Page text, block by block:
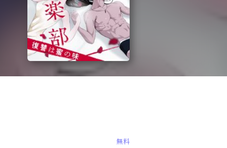
無料